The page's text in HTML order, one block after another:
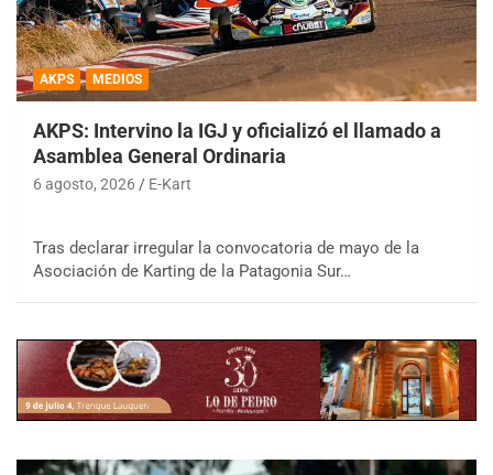
AKPS MEDIOS
AKPS: Intervino la IGJ y oficializó el llamado a
Asamblea General Ordinaria
6 agosto, 2026 E-Kart
Tras declarar irregular la convocatoria de mayo de la
Asociación de Karting de la Patagonia Sur…